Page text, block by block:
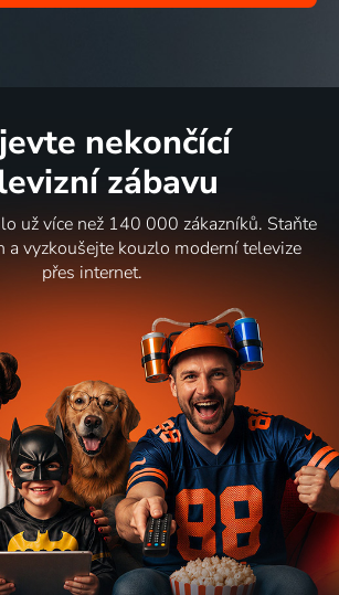
nekončící
zábavu
už více než 140 000 zákazníků. Staňte
a vyzkoušejte kouzlo moderní televize
přes internet.